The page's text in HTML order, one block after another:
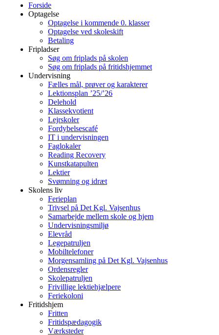
Forside
Optagelse
Optagelse i kommende 0. klasser
Optagelse ved skoleskift
Betaling
Fripladser
Søg om friplads på skolen
Søg om friplads på fritidshjemmet
Undervisning
Fælles mål, prøver og karakterer
Lektionsplan ’25/’26
Delehold
Klassekvotient
Lejrskoler
Fordybelsescafé
IT i undervisningen
Faglokaler
Reading Recovery
Kunstkatapulten
Lektier
Svømning og idræt
Skolens liv
Ferieplan
Trivsel på Det Kgl. Vajsenhus
Samarbejde mellem skole og hjem
Undervisningsmiljø
Elevråd
Legepatruljen
Mobiltelefoner
Morgensamling på Det Kgl. Vajsenhus
Ordensregler
Skolepatruljen
Frivillige lektiehjælpere
Feriekoloni
Fritidshjem
Fritten
Fritidspædagogik
Værksteder